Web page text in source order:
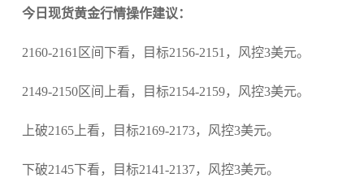
今日现货黄金行情操作建议：
2160-2161区间下看，目标2156-2151，风控3美元。
2149-2150区间上看，目标2154-2159，风控3美元。
上破2165上看，目标2169-2173，风控3美元。
下破2145下看，目标2141-2137，风控3美元。